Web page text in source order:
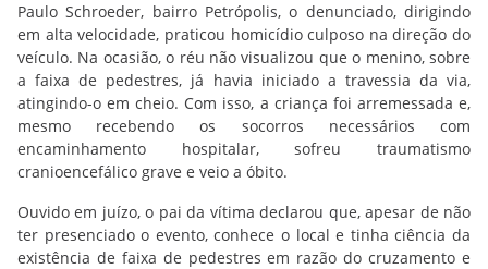
Paulo Schroeder, bairro Petrópolis, o denunciado, dirigindo
em alta velocidade, praticou homicídio culposo na direção do
veículo. Na ocasião, o réu não visualizou que o menino, sobre
a faixa de pedestres, já havia iniciado a travessia da via,
atingindo-o em cheio. Com isso, a criança foi arremessada e,
mesmo recebendo os socorros necessários com
encaminhamento hospitalar, sofreu traumatismo
cranioencefálico grave e veio a óbito.
Ouvido em juízo, o pai da vítima declarou que, apesar de não
ter presenciado o evento, conhece o local e tinha ciência da
existência de faixa de pedestres em razão do cruzamento e